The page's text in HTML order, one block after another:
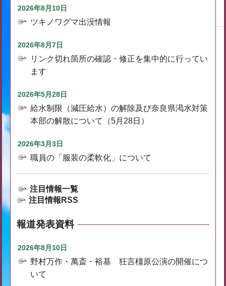
2026年8月10日
ツキノワグマ出没情報
2026年8月7日
リンク切れ箇所の確認・修正を集中的に行ってい
ます
2026年5月28日
給水制限（減圧給水）の解除及び奈良県渇水対策
本部の解散について（5月28日）
2026年3月3日
職員の「服装の柔軟化」について
注目情報一覧
注目情報RSS
報道発表資料
2026年8月10日
野村万作・萬斎・裕基 狂言橿原公演の開催につ
いて